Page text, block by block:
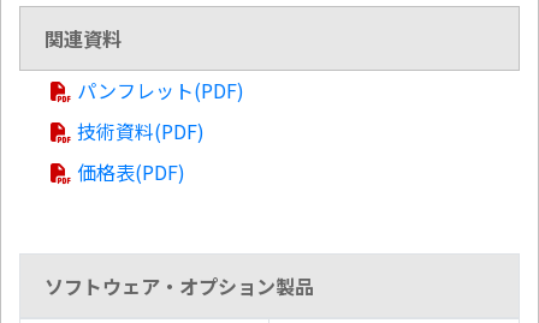
関連資料
パンフレット(PDF)
技術資料(PDF)
価格表(PDF)
ソフトウェア・オプション製品